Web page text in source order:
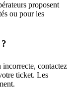
proposent
ou pour les
contactez
ticket. Les